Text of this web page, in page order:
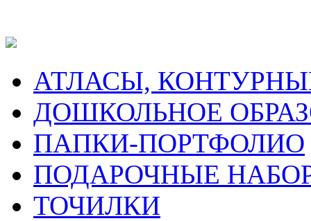
АТЛАСЫ,
ДОШКОЛЬНОЕ
ПАПКИ-ПОРТФОЛИО
ПОДАРОЧНЫЕ
ТОЧИЛКИ